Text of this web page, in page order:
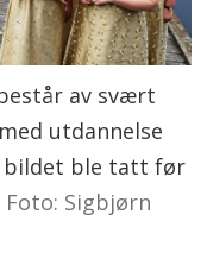
av svært
utdannelse
bildet ble tatt før
Foto: Sigbjørn